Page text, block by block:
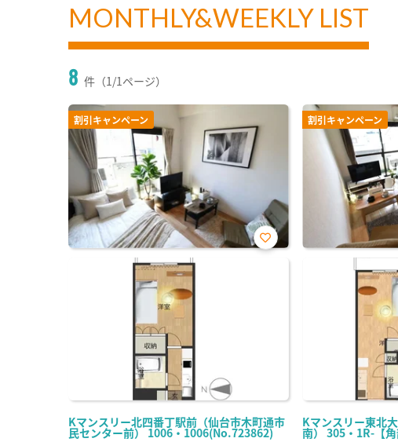
MONTHLY&WEEKLY LIST
8 件（1/1ページ）
割引キャンペーン
Kマンスリー北四番丁駅前（仙台市木町通市
民センター前） 1006・1006(No.723862)
お気
割引キャンペーン
Kマンスリー東北
南） 305・1R-【